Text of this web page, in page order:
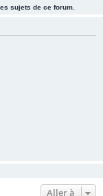
sujets de ce forum.
Aller à